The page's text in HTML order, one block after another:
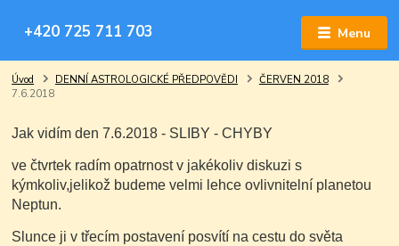
Menu
+420 725 711 703
Úvod DENNÍ ASTROLOGICKÉ PŘEDPOVĚDI
ČERVEN 2018
7.6.2018
Jak vidím den 7.6.2018 - SLIBY - CHYBY
ve čtvrtek radím opatrnost v jakékoliv diskuzi s
kýmkoliv,jelikož budeme velmi lehce ovlivnitelní planetou
Neptun.
Slunce ji v třecím postavení posvítí na cestu do světa